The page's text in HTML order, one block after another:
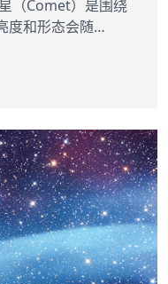
（Comet）是围绕
度和形态会随…